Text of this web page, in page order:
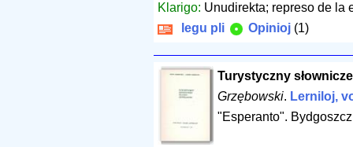
Klarigo: Unudirekta; represo de la
legu pli
Opinioj (1)
Turystyczny
Grzębowski. Lerniloj,
"Esperanto".